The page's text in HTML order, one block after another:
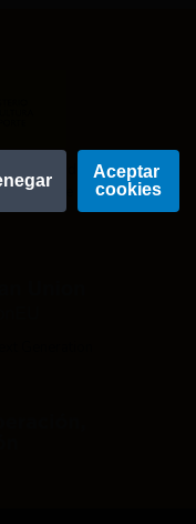
General del
de
Generation
Aceptar
cookies